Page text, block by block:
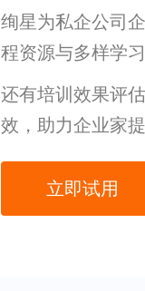
绚星为私企公司
程资源与多样学
还有培训效果评
效，助力企业家
立即试用